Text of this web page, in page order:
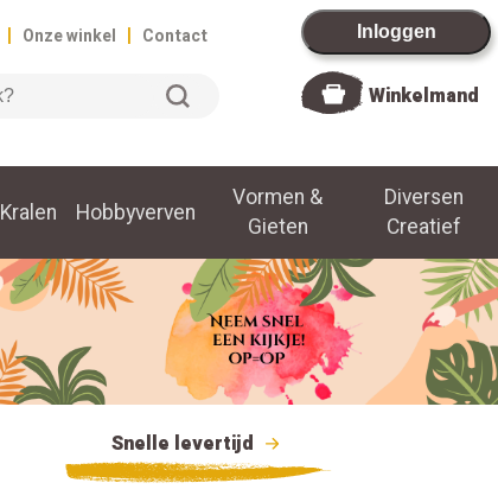
| Onze winkel | Contact Inloggen
Winkelmand
Kralen Hobbyverven
Vormen &
Gieten
Diversen
Creatief
Snelle levertijd